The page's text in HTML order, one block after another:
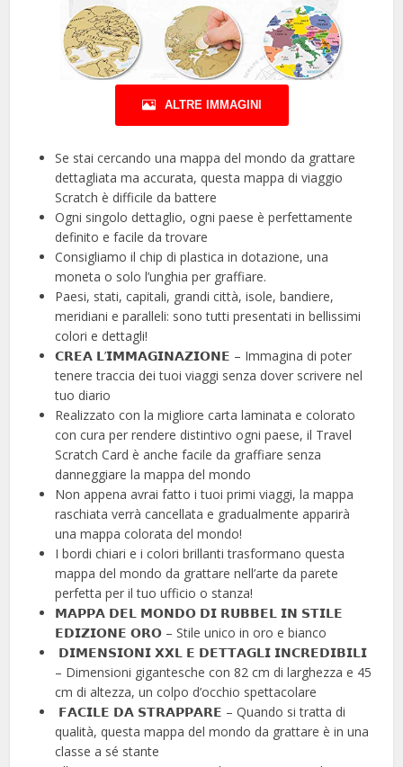
ALTRE IMMAGINI
Se stai cercando una mappa del mondo da grattare
dettagliata ma accurata, questa mappa di viaggio
Scratch è difficile da battere
Ogni singolo dettaglio, ogni paese è perfettamente
definito e facile da trovare
Consigliamo il chip di plastica in dotazione, una
moneta o solo l’unghia per graffiare.
Paesi, stati, capitali, grandi città, isole, bandiere,
meridiani e paralleli: sono tutti presentati in bellissimi
colori e dettagli!
𝗖𝗥𝗘𝗔 𝗟’𝗜𝗠𝗠𝗔𝗚𝗜𝗡𝗔𝗭𝗜𝗢𝗡𝗘 – Immagina di poter
tenere traccia dei tuoi viaggi senza dover scrivere nel
tuo diario
Realizzato con la migliore carta laminata e colorato
con cura per rendere distintivo ogni paese, il Travel
Scratch Card è anche facile da graffiare senza
danneggiare la mappa del mondo
Non appena avrai fatto i tuoi primi viaggi, la mappa
raschiata verrà cancellata e gradualmente apparirà
una mappa colorata del mondo!
I bordi chiari e i colori brillanti trasformano questa
mappa del mondo da grattare nell’arte da parete
perfetta per il tuo ufficio o stanza!
𝗠𝗔𝗣𝗣𝗔 𝗗𝗘𝗟 𝗠𝗢𝗡𝗗𝗢 𝗗𝗜 𝗥𝗨𝗕𝗕𝗘𝗟 𝗜𝗡 𝗦𝗧𝗜𝗟𝗘
𝗘𝗗𝗜𝗭𝗜𝗢𝗡𝗘 𝗢𝗥𝗢 – Stile unico in oro e bianco
️ 𝗗𝗜𝗠𝗘𝗡𝗦𝗜𝗢𝗡𝗜 𝗫𝗫𝗟 𝗘 𝗗𝗘𝗧𝗧𝗔𝗚𝗟𝗜 𝗜𝗡𝗖𝗥𝗘𝗗𝗜𝗕𝗜𝗟𝗜
– Dimensioni gigantesche con 82 cm di larghezza e 45
cm di altezza, un colpo d’occhio spettacolare
️ 𝗙𝗔𝗖𝗜𝗟𝗘 𝗗𝗔 𝗦𝗧𝗥𝗔𝗣𝗣𝗔𝗥𝗘 – Quando si tratta di
qualità, questa mappa del mondo da grattare è in una
classe a sé stante